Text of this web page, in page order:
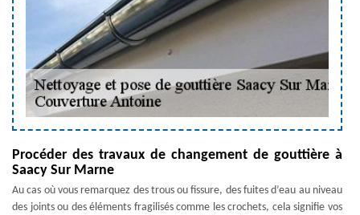
Procéder des travaux de changement de gouttière à
Saacy Sur Marne
Au cas où vous remarquez des trous ou fissure, des fuites d’eau au niveau
des joints ou des éléments fragilisés comme les crochets, cela signifie vos